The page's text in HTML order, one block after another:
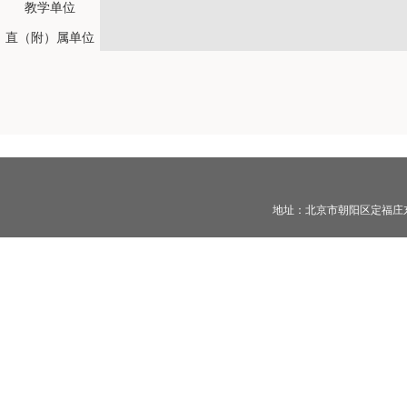
教学单位
直（附）属单位
地址：北京市朝阳区定福